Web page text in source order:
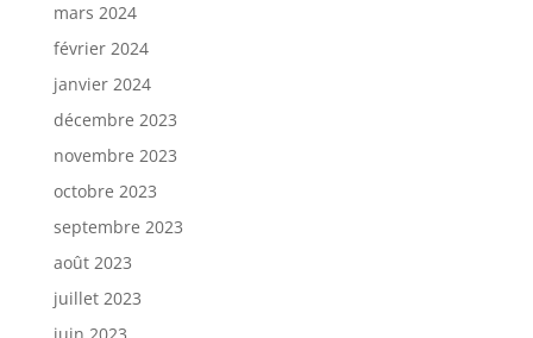
mars 2024
février 2024
janvier 2024
décembre 2023
novembre 2023
octobre 2023
septembre 2023
août 2023
juillet 2023